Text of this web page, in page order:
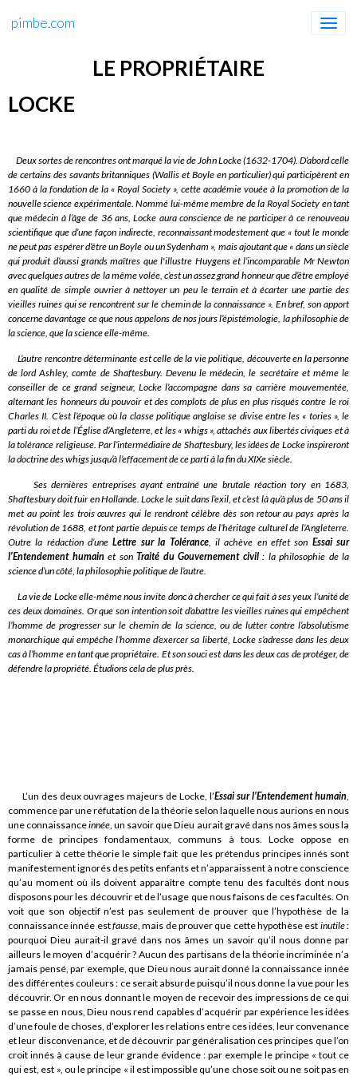
pimbe.com
LE PROPRIÉTAIRE
LOCKE
Deux sortes de rencontres ont marqué la vie de John Locke (1632-1704). D’abord celle
de certains des savants britanniques (Wallis et Boyle en particulier) qui participèrent en
1660 à la fondation de la « Royal Society », cette académie vouée à la promotion de la
nouvelle science expérimentale. Nommé lui-même membre de la Royal Society en tant
que médecin à l’âge de 36 ans, Locke aura conscience de ne participer à ce renouveau
scientifique que d’une façon indirecte, reconnaissant modestement que « tout le monde
ne peut pas espérer d’être un Boyle ou un Sydenham », mais ajoutant que « dans un siècle
qui produit d’aussi grands maîtres que l'illustre Huygens et l’incomparable Mr Newton
avec quelques autres de la même volée, c’est un assez grand honneur que d’être employé
en qualité de simple ouvrier à nettoyer un peu le terrain et à écarter une partie des
vieilles ruines qui se rencontrent sur le chemin de la connaissance ». En bref, son apport
concerne davantage ce que nous appelons de nos jours l’épistémologie, la philosophie de
la science, que la science elle-même.
L’autre rencontre déterminante est celle de la vie politique, découverte en la personne
de lord Ashley, comte de Shaftesbury. Devenu le médecin, le secrétaire et même le
conseiller de ce grand seigneur, Locke l’accompagne dans sa carrière mouvementée,
alternant les honneurs du pouvoir et des complots de plus en plus risqués contre le roi
Charles II. C’est l’époque où la classe politique anglaise se divise entre les « tories », le
parti du roi et de l’Église d’Angleterre, et les « whigs », attachés aux libertés civiques et à
la tolérance religieuse. Par l’intermédiaire de Shaftesbury, les idées de Locke inspireront
la doctrine des whigs jusqu’à l’effacement de ce parti à la fin du XIXe siècle.
Ses dernières entreprises ayant entraîné une brutale réaction tory en 1683,
Shaftesbury doit fuir en Hollande. Locke le suit dans l’exil, et c’est là qu’à plus de 50 ans il
met au point les trois œuvres qui le rendront célèbre dès son retour au pays après la
révolution de 1688, et font partie depuis ce temps de l’héritage culturel de l’Angleterre.
Outre la rédaction d’uneLettre sur la Tolérance, il achève en effet son Essai sur
l’Entendement humain et son Traité du Gouvernement civil: la philosophie de la
science d’un côté, la philosophie politique de l’autre.
La vie de Locke elle-même nous invite donc à chercher ce qui fait à ses yeux l’unité de
ces deux domaines. Or que son intention soit d’abattre les vieilles ruines qui empêchent
l’homme de progresser sur le chemin de la science, ou de lutter contre l’absolutisme
monarchique qui empêche l’homme d’exercer sa liberté, Locke s’adresse dans les deux
cas à l’homme en tant que propriétaire. Et son souci est dans les deux cas de protéger, de
défendre la propriété. Étudions cela de plus près.
L’un des deux ouvrages majeurs de Locke, l’Essai sur l’Entendement humain,
commence par une réfutation de la théorie selon laquelle nous aurions en nous
une connaissanceinnée, un savoir que Dieu aurait gravé dans nos âmes sous la
forme de principes fondamentaux, communs à tous. Locke oppose en
particulier à cette théorie le simple fait que les prétendus principes innés sont
manifestement ignorés des petits enfants et n’apparaissent à notre conscience
qu’au moment où ils doivent apparaître compte tenu des facultés dont nous
disposons pour les découvrir et de l’usage que nous faisons de ces facultés. On
voit que son objectif n’est pas seulement de prouver que l’hypothèse de la
connaissance innée estfausse, mais de prouver que cette hypothèse est inutile:
pourquoi Dieu aurait-il gravé dans nos âmes un savoir qu’il nous donne par
ailleurs le moyen d’acquérir ? Aucun des partisans de la théorie incriminée n’a
jamais pensé, par exemple, que Dieu nous aurait donné la connaissance innée
des différentes couleurs : ce serait absurde puisqu’il nous donne la vue pour les
découvrir. Or en nous donnant le moyen de recevoir des impressions de ce qui
se passe en nous, Dieu nous rend capables d’acquérir par expérience les idées
d’une foule de choses, d’explorer les relations entre ces idées, leur convenance
et leur disconvenance, et de découvrir par généralisation ces principes que l’on
croit innés à cause de leur grande évidence : par exemple le principe « tout ce
qui est, est », ou le principe « il est impossible qu’une chose soit ou ne soit pas en